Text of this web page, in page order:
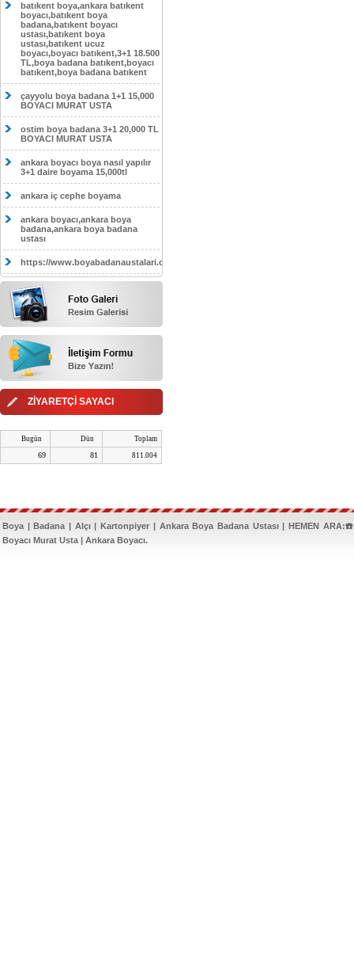
HASKÖY DAİRE BOYAMA 1000TL
EV,İŞYERİ BOYA BADANA USTASI
0554 184 41 66
GÖLBAŞI DAİRE BOYAMA 1000TL
EV,İŞYERİ BOYA BADANA USTASI
0554 184 41 66
SOKULLU DAİRE BOYAMA 1000TL
EV,İŞYERİ BOYA BADANA USTASI
0554 184 41 66
batıkent boya,ankara batıkent
boyacı,batıkent boya
badana,batıkent boyacı
ustası,batıkent boya
ustası,batıkent ucuz
boyacı,boyacı batıkent,3+1 18.500
TL,boya badana batıkent,boyacı
batıkent,boya badana batıkent
çayyolu boya badana 1+1 15,000
BOYACI MURAT USTA
ostim boya badana 3+1 20,000 TL
BOYACI MURAT USTA
ankara boyacı boya nasıl yapılır
3+1 daire boyama 15,000tl
ankara iç cephe boyama
ankara boyacı,ankara boya
badana,ankara boya badana
ustası
https://www.boyabadanaustalari.com/
ZİYARETÇİ SAYACI
Bugün Dün Toplam
69 81 811.004
Boya | Badana | Alçı | Kartonpiyer | Ankara Boya Badana Ustası | HEMEN
Boyacı Murat Usta | Ankara Boyacı.